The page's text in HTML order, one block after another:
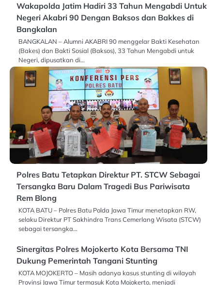
Wakapolda Jatim Hadiri 33 Tahun Mengabdi Untuk
Negeri Akabri 90 Dengan Baksos dan Bakkes di
Bangkalan
BANGKALAN – Alumni AKABRI 90 menggelar Bakti Kesehatan
(Bakes) dan Bakti Sosial (Baksos), 33 Tahun Mengabdi untuk
Negeri, dipusatkan di…
Polres Batu Tetapkan Direktur PT. STCW Sebagai
Tersangka Baru Dalam Tragedi Bus Pariwisata
Rem Blong
KOTA BATU – Polres Batu Polda Jawa Timur menetapkan RW,
selaku Direktur PT Sakhindra Trans Cemerlang Wisata (STCW)
sebagai tersangka…
Sinergitas Polres Mojokerto Kota Bersama TNI
Dukung Pemerintah Tangani Stunting
KOTA MOJOKERTO – Masih adanya kasus stunting di wilayah
Provinsi Jawa Timur termasuk Kota Mojokerto, menjadi